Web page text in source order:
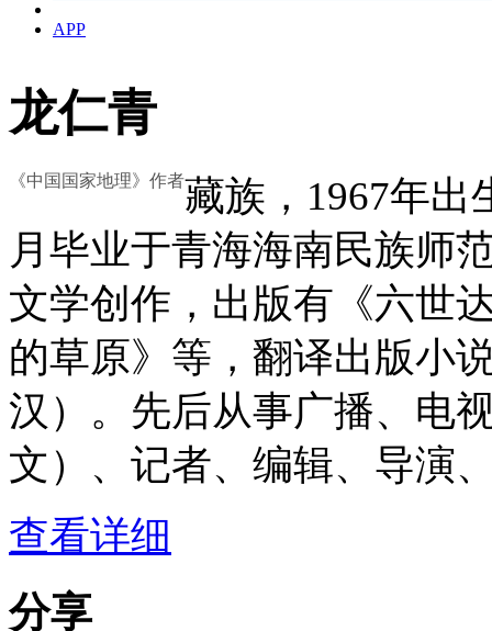
APP
龙仁青
《中国国家地理》作者藏族，1967年出
月毕业于青海海南民族师
文学创作，出版有《六世
的草原》等，翻译出版小
汉）。先后从事广播、电
文）、记者、编辑、导演
查看详细
分享